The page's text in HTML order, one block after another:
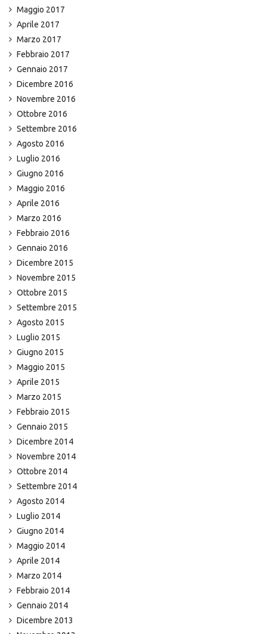
Maggio 2017
Aprile 2017
Marzo 2017
Febbraio 2017
Gennaio 2017
Dicembre 2016
Novembre 2016
Ottobre 2016
Settembre 2016
Agosto 2016
Luglio 2016
Giugno 2016
Maggio 2016
Aprile 2016
Marzo 2016
Febbraio 2016
Gennaio 2016
Dicembre 2015
Novembre 2015
Ottobre 2015
Settembre 2015
Agosto 2015
Luglio 2015
Giugno 2015
Maggio 2015
Aprile 2015
Marzo 2015
Febbraio 2015
Gennaio 2015
Dicembre 2014
Novembre 2014
Ottobre 2014
Settembre 2014
Agosto 2014
Luglio 2014
Giugno 2014
Maggio 2014
Aprile 2014
Marzo 2014
Febbraio 2014
Gennaio 2014
Dicembre 2013